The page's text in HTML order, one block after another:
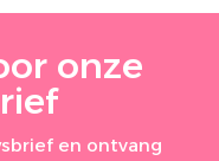
onze
en ontvang